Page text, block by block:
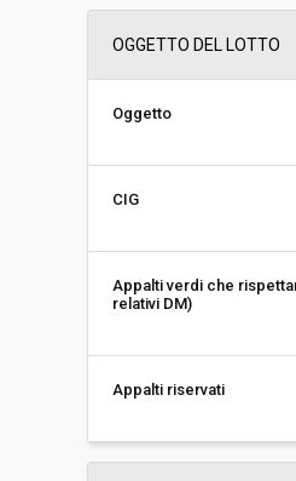
Svolgimento:
OGGETTO DEL LOTTO
Oggetto
CIG
Appalti verdi che
relativi DM)
Appalti riservati